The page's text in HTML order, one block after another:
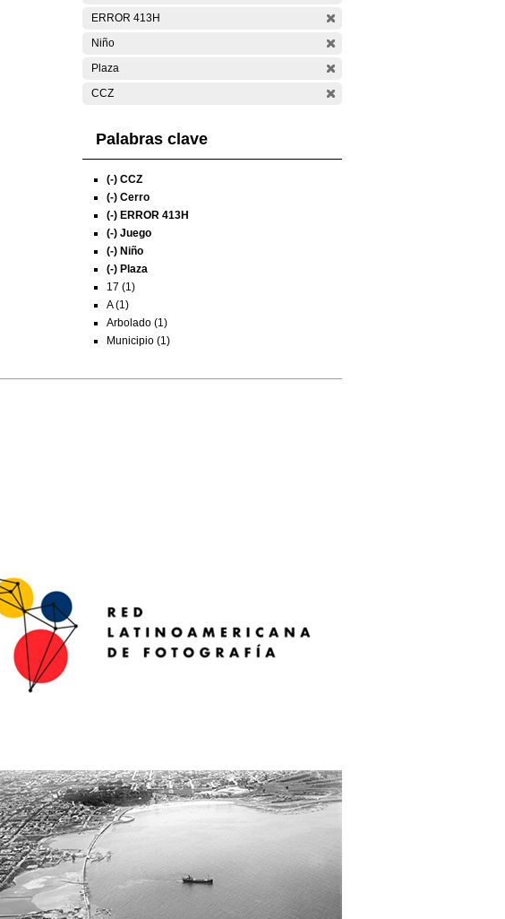
ERROR 413H
Niño
Plaza
CCZ
Palabras clave
(-) CCZ
(-) Cerro
(-) ERROR 413H
(-) Juego
(-) Niño
(-) Plaza
17 (1)
A (1)
Arbolado (1)
Municipio (1)